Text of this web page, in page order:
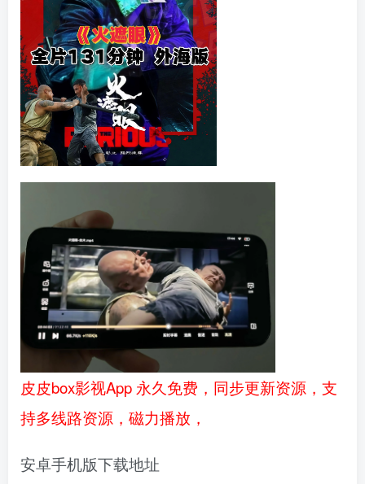
皮皮box影视App 永久免费，同步更新资源，支
持多线路资源，磁力播放，
安卓手机版下载地址